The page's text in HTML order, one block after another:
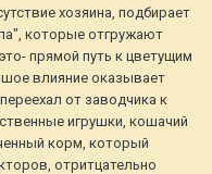
хозяина, подбирает
которые отгружают
прямой путь к цветущим
влияние оказывает
от заводчика к
игрушки, кошачий
корм, который
отритцательно